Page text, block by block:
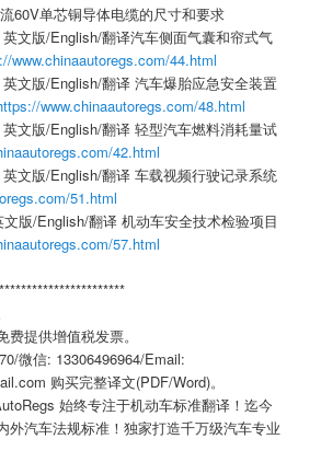
60V单芯铜导体电缆的尺寸和要求
文版/English/翻译汽车侧面气囊和帘式气
www.chinaautoregs.com/44.html
文版/English/翻译 汽车爆胎应急安全装置
www.chinaautoregs.com/48.html
文版/English/翻译 轻型汽车燃料消耗量试
42.html
文版/English/翻译 车载视频行驶记录系统
51.html
版/English/翻译 机动车安全技术检验项目
57.html
提供增值税发票。
微信: 13306496964/Email:
购买完整译文(PDF/Word)。
始终专注于机动车标准翻译！迄今
外汽车法规标准！独家打造千万级汽车专业